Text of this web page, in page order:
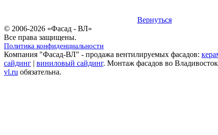
Вернуться
© 2006-2026 «Фасад - ВЛ»
Все права защищены.
Политика конфиденциальности
Компания "Фасад-ВЛ" - продажа вентилируемых фасадов:
сайдинг | виниловый сайдинг. Монтаж фасадов во
vl.ru обязательна.